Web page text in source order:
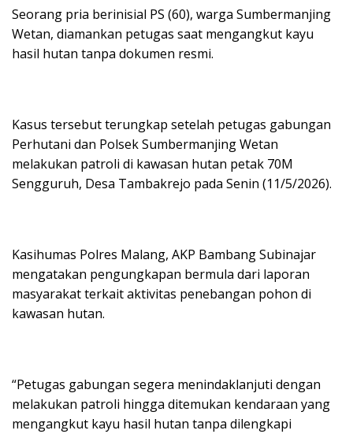
Seorang pria berinisial PS (60), warga Sumbermanjing
Wetan, diamankan petugas saat mengangkut kayu
hasil hutan tanpa dokumen resmi.
Kasus tersebut terungkap setelah petugas gabungan
Perhutani dan Polsek Sumbermanjing Wetan
melakukan patroli di kawasan hutan petak 70M
Sengguruh, Desa Tambakrejo pada Senin (11/5/2026).
Kasihumas Polres Malang, AKP Bambang Subinajar
mengatakan pengungkapan bermula dari laporan
masyarakat terkait aktivitas penebangan pohon di
kawasan hutan.
“Petugas gabungan segera menindaklanjuti dengan
melakukan patroli hingga ditemukan kendaraan yang
mengangkut kayu hasil hutan tanpa dilengkapi